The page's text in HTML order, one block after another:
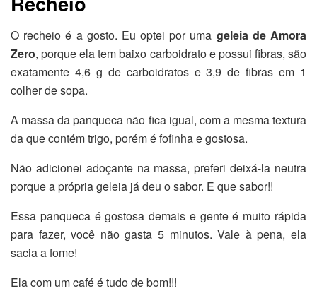
O recheio é a gosto. Eu optei por uma geleia de Amora
Zero, porque ela tem baixo carboidrato e possui fibras, são
exatamente 4,6 g de carboidratos e 3,9 de fibras em 1
colher de sopa.
A massa da panqueca não fica igual, com a mesma textura
da que contém trigo, porém é fofinha e gostosa.
Não adicionei adoçante na massa, preferi deixá-la neutra
porque a própria geleia já deu o sabor. E que sabor!!
Essa panqueca é gostosa demais e gente é muito rápida
para fazer, você não gasta 5 minutos. Vale à pena, ela
sacia a fome!
Ela com um café é tudo de bom!!!